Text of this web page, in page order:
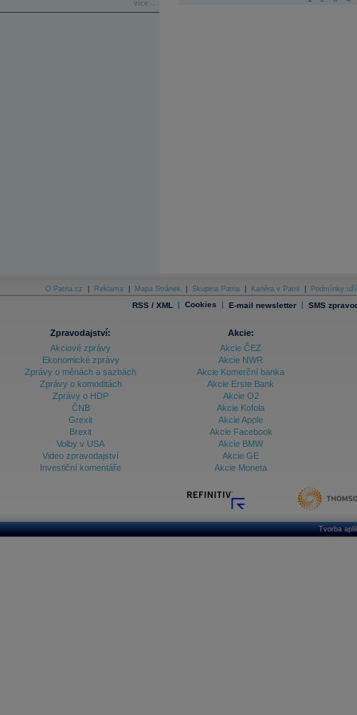
více...
O Patria.cz Reklama Mapa Stránek Skupina Patria Kariéra v Patrii Podmínky
RSS / XML | Cookies | E-mail newsletter | SMS
Zpravodajství:
Akciové zprávy
Ekonomické zprávy
Zprávy o měnách a sazbách
Zprávy o komoditách
Zprávy o HDP
ČNB
Grexit
Brexit
Volby v USA
Video zpravodajství
Investiční komentáře
Akcie:
Akcie ČEZ
Akcie NWR
Akcie Komerční banka
Akcie Erste Bank
Akcie O2
Akcie Kofola
Akcie Apple
Akcie Facebook
Akcie BMW
Akcie GE
Akcie Moneta
Tvorba